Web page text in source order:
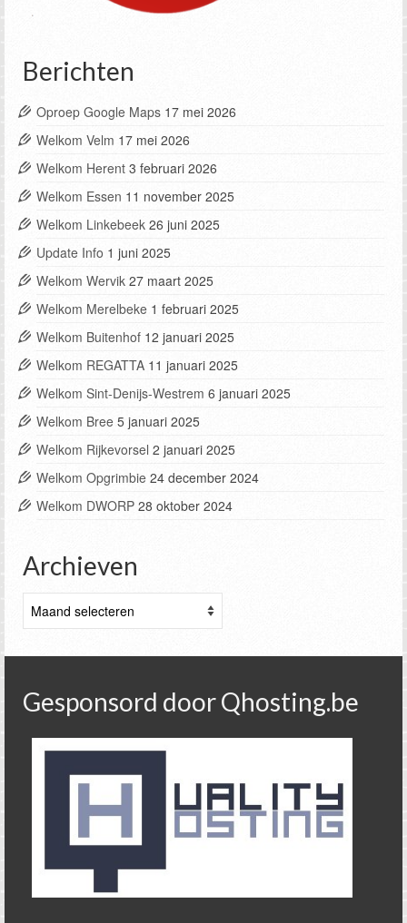
Berichten
Oproep Google Maps 17 mei 2026
Welkom Velm 17 mei 2026
Welkom Herent 3 februari 2026
Welkom Essen 11 november 2025
Welkom Linkebeek 26 juni 2025
Update Info 1 juni 2025
Welkom Wervik 27 maart 2025
Welkom Merelbeke 1 februari 2025
Welkom Buitenhof 12 januari 2025
Welkom REGATTA 11 januari 2025
Welkom Sint-Denijs-Westrem 6 januari 2025
Welkom Bree 5 januari 2025
Welkom Rijkevorsel 2 januari 2025
Welkom Opgrimbie 24 december 2024
Welkom DWORP 28 oktober 2024
Archieven
Gesponsord door Qhosting.be